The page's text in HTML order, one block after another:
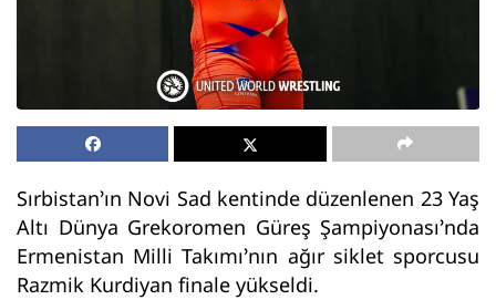
Sırbistan’ın Novi Sad kentinde düzenlenen 23 Yaş
Altı Dünya Grekoromen Güreş Şampiyonası’nda
Ermenistan Milli Takımı’nın ağır siklet sporcusu
Razmik Kurdiyan finale yükseldi.